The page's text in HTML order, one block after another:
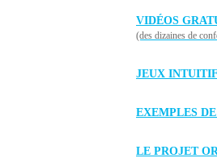
VIDÉOS
(des dizaines de
JEUX
EXEMPLES
LE PROJET